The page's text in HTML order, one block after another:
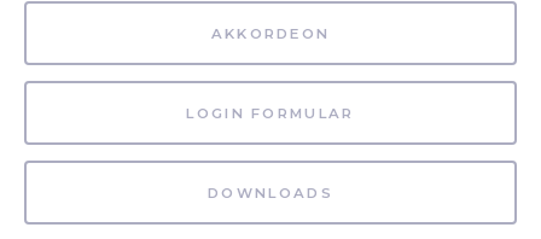
AKKORDEON
LOGIN FORMULAR
DOWNLOADS